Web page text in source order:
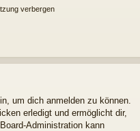
verbergen
um dich anmelden zu können.
erledigt und ermöglicht dir,
Administration kann